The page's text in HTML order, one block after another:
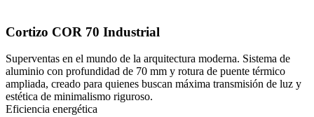
Cortizo COR 70 Industrial
Superventas en el mundo de la arquitectura moderna. Sistema de
aluminio con profundidad de 70 mm y rotura de puente térmico
ampliada, creado para quienes buscan máxima transmisión de luz y
estética de minimalismo riguroso.
Eficiencia energética